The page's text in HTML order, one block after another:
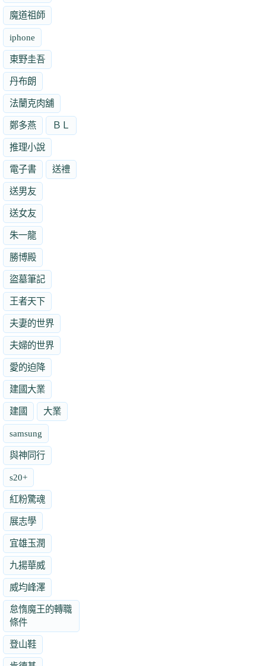
魔道祖師
iphone
東野圭吾
丹布朗
法蘭克肉舖
鄭多燕 ＢＬ
推理小說
電子書 送禮
送男友
送女友
朱一龍
勝博殿
盜墓筆記
王者天下
夫妻的世界
夫婦的世界
愛的迫降
建國大業
建國 大業
samsung
與神同行
s20+
紅粉驚魂
展志學
宜雄玉潤
九揚華威
威均峰澤
怠惰魔王的轉職
條件
登山鞋